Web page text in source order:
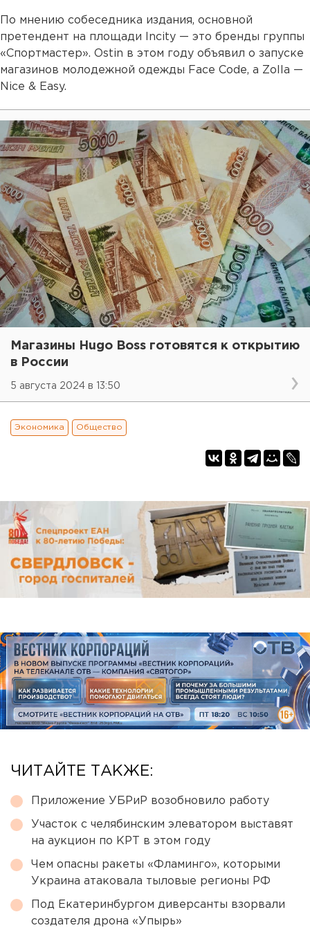
По мнению собеседника издания, основной
претендент на площади Incity — это бренды группы
«Спортмастер». Ostin в этом году объявил о запуске
магазинов молодежной одежды Face Code, а Zolla —
Nice & Easy.
Магазины Hugo Boss готовятся к открытию
в России
5 августа 2024 в 13:50
Экономика Общество
ЧИТАЙТЕ ТАКЖЕ:
Приложение УБРиР возобновило работу
Участок с челябинским элеватором выставят
на аукцион по КРТ в этом году
Чем опасны ракеты «Фламинго», которыми
Украина атаковала тыловые регионы РФ
Под Екатеринбургом диверсанты взорвали
создателя дрона «Упырь»